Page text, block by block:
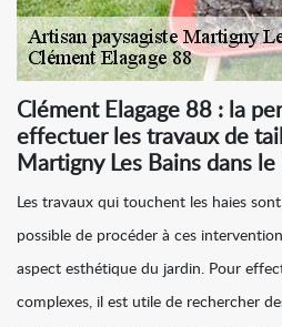
Clément Elagage 88 : la
effectuer les travaux de
Martigny Les Bains dans
Les travaux qui touchent les haies
possible de procéder à ces
aspect esthétique du jardin. Pour
complexes, il est utile de rechercher